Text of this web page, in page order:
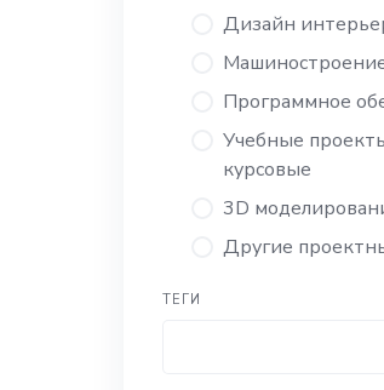
Дизайн
Программное
Учебные
курсовые
3D
Другие
ТЕГИ